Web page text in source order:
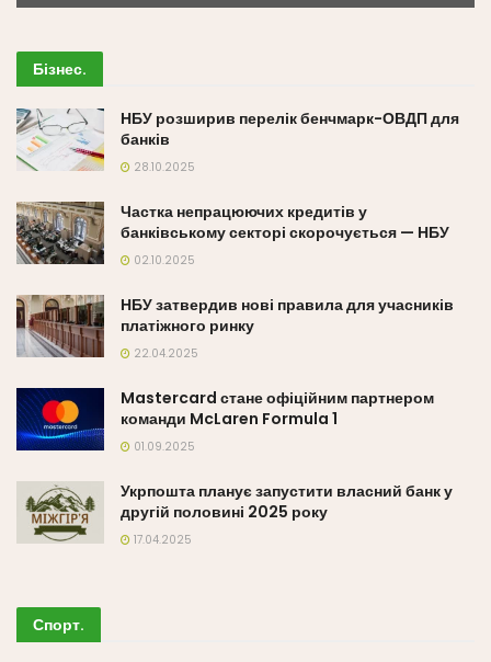
Бізнес.
НБУ розширив перелік бенчмарк-ОВДП для
банків
28.10.2025
Частка непрацюючих кредитів у
банківському секторі скорочується — НБУ
02.10.2025
НБУ затвердив нові правила для учасників
платіжного ринку
22.04.2025
Mastercard стане офіційним партнером
команди McLaren Formula 1
01.09.2025
Укрпошта планує запустити власний банк у
другій половині 2025 року
17.04.2025
Спорт.